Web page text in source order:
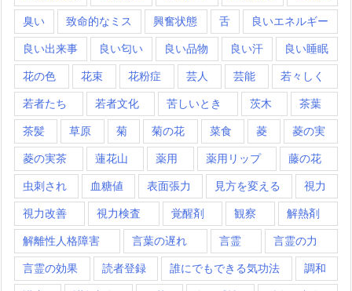
臭い 致命的なミス 興奮状態 舌 良いエネルギー
良い出来事 良い匂い 良い品物 良い汗 良い睡眠
花の色 花束 花粉症 芸人 芸能 若々しく
若者たち 若者文化 苦しいとき 茨木 茶葉
茶髪 草原 菊 菊の花 菜食 菱 菱の実
菱の実茶 蓮花山 薬用 薬用リップ 藤の花
虫刺され 血糖値 表面張力 見方を変える 視力
視力改善 視力検査 覚醒剤 観察 解熱剤
解離性人格障害 言葉の遅れ 言霊 言霊の力
言霊の効果 読者登録 誰にでもできる気功法 調和